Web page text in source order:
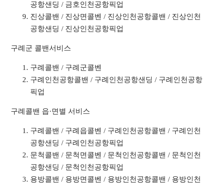
공항샌딩 / 금호인천공항픽업
진상콜밴 / 진상면콜벤 / 진상인천공항콜밴 / 진상인천
공항샌딩 / 진상인천공항픽업
구례군 콜밴서비스
구례콜밴 / 구례군콜벤
구례인천공항콜밴 / 구례인천공항샌딩 / 구례인천공항
픽업
구례콜밴 읍·면별 서비스
구례콜밴 / 구례읍콜벤 / 구례인천공항콜밴 / 구례인천
공항샌딩 / 구례인천공항픽업
문척콜밴 / 문척면콜벤 / 문척인천공항콜밴 / 문척인천
공항샌딩 / 문척인천공항픽업
용방콜밴 / 용방면콜벤 / 용방인천공항콜밴 / 용방인천